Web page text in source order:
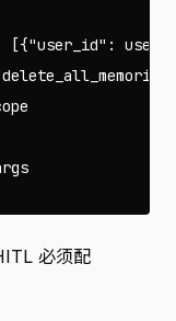
[{"user_id" :
必须配